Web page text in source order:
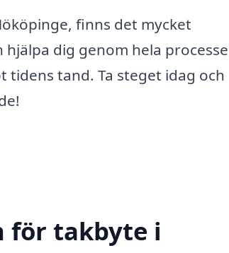
finns det mycket
dig genom hela
tand. Ta steget idag och
för takbyte i